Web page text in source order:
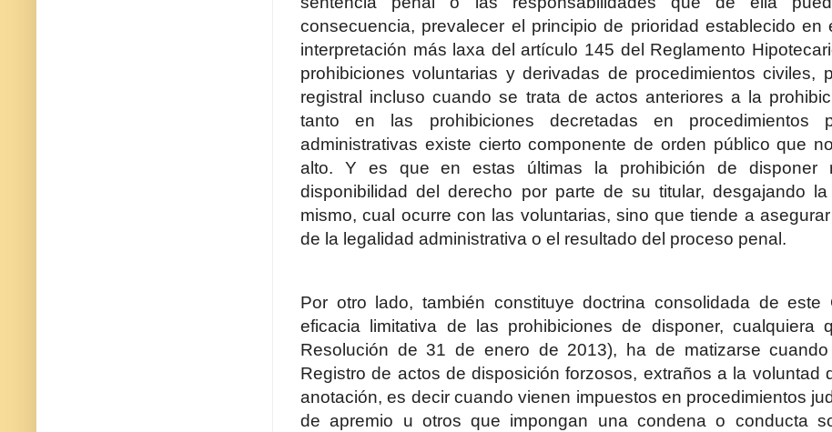
consecuencia, prevalecer el principio de prioridad establecido
interpretación más laxa del artículo 145 del Reglamento
prohibiciones voluntarias y derivadas de procedimientos civiles,
registral incluso cuando se trata de actos anteriores a la
tanto en las prohibiciones decretadas en procedimientos
administrativas existe cierto componente de orden público que
alto. Y es que en estas últimas la prohibición de disponer
disponibilidad del derecho por parte de su titular, desgajando la
mismo, cual ocurre con las voluntarias, sino que tiende a
de la legalidad administrativa o el resultado del proceso penal.
Por otro lado, también constituye doctrina consolidada de este
eficacia limitativa de las prohibiciones de disponer, cualquiera
Resolución de 31 de enero de 2013), ha de matizarse
Registro de actos de disposición forzosos, extraños a la voluntad
anotación, es decir cuando vienen impuestos en procedimientos
de apremio u otros que impongan una condena o conducta